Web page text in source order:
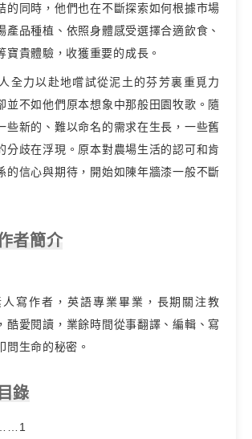
的同時，他們也在不斷探索如何根據市場
產品種植、依照身體感受選擇合適飲食、
寶貴體驗，收獲重要的成長。
全力以赴地嚐試從泥土的芬芳裏重覓力
並不如他們原本想象中那般田園牧歌。隨
些新的、難以命名的需求在生長，一些舊
分歧在浮現。原本對農場生活的認可和肯
的信心與期待，開始如陳年牆漆一般不斷
者簡介
寫作者，英語專業畢業，長期關注教
酷愛閱讀，業餘時間從事翻譯、編輯、寫
問生命的秘密。
錄